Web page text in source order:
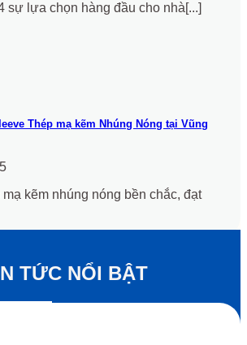
sự lựa chọn hàng đầu cho nhà[...]
Thép mạ kẽm Nhúng Nóng tại Vũng
kẽm nhúng nóng bền chắc, đạt
TỨC NỔI BẬT